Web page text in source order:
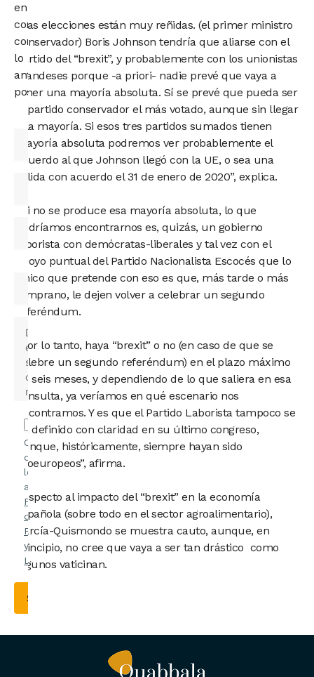
“Las elecciones están muy reñidas. (el primer ministro
conservador) Boris Johnson tendría que aliarse con el
partido del “brexit”, y probablemente con los unionistas
irlandeses porque -a priori- nadie prevé que vaya a
tener una mayoría absoluta. Sí se prevé que pueda ser
el partido conservador el más votado, aunque sin llegar
a la mayoría. Si esos tres partidos sumados tienen
mayoría absoluta podremos ver probablemente el
acuerdo al que Johnson llegó con la UE, o sea una
salida con acuerdo el 31 de enero de 2020”, explica.
“Si no se produce esa mayoría absoluta, lo que
podríamos encontrarnos es, quizás, un gobierno
laborista con demócratas-liberales y tal vez con el
apoyo puntual del Partido Nacionalista Escocés que lo
único que pretende con eso es que, más tarde o más
temprano, le dejen volver a celebrar un segundo
referéndum.
“Por lo tanto, haya “brexit” o no (en caso de que se
celebre un segundo referéndum) en el plazo máximo
de seis meses, y dependiendo de lo que saliera en esa
consulta, ya veríamos en qué escenario nos
encontramos. Y es que el Partido Laborista tampoco se
ha definido con claridad en su último congreso,
aunque, históricamente, siempre hayan sido
proeuropeos”, afirma.
Respecto al impacto del “brexit” en la economía
española (sobre todo en el sector agroalimentario),
García-Quismondo se muestra cauto, aunque, en
principio, no cree que vaya a ser tan drástico como
algunos vaticinan.
en
contacto
contigo
lo
antes
posible.
Confirmo
que he
leído y
acepto la
Política
de
Privacidad
y elAviso
Legal.